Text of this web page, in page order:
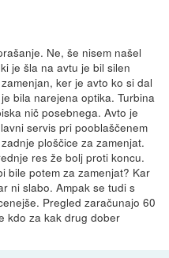
Ne, še nisem našel
je šla na avtu je bil silen
ker je avto ko si dal
bila narejena optika. Turbina
nič posebnega. Avto je
servis pri pooblaščenem
ploščice za zamenjat.
res že bolj proti koncu.
bile potem za zamenjat? Kar
ni slabo. Ampak se tudi s
Pregled zaračunajo 60
kdo za kak drug dober